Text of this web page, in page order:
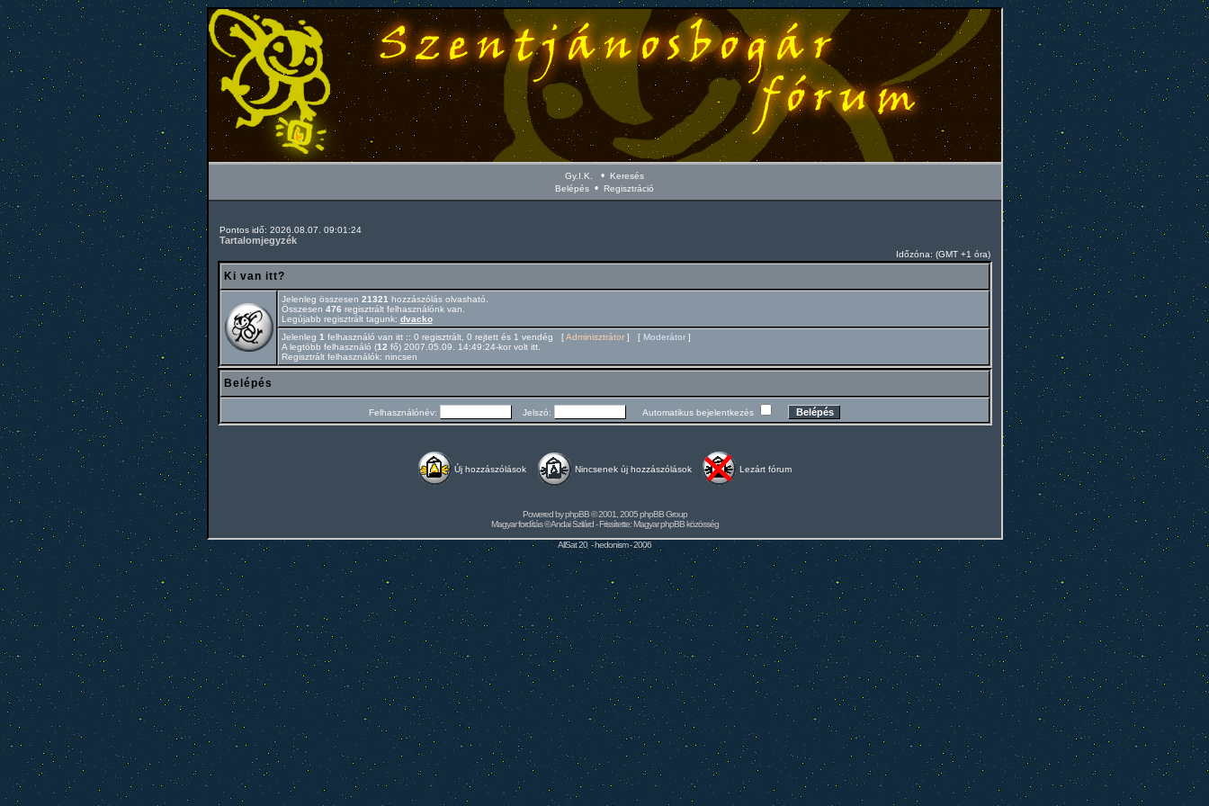
Gy.I.K. •
Keresés
Belépés • Regisztráció
Pontos idő: 2026.08.07. 09:01:24
Tartalomjegyzék
Időzóna: (GMT +1 óra)
Ki van itt?
Jelenleg összesen 21321 hozzászólás olvasható.
Összesen 476 regisztrált felhasználónk van.
Legújabb regisztrált tagunk: dvacko
Jelenleg 1 felhasználó van itt :: 0 regisztrált, 0 rejtett és 1 vendég [Adminisztrátor] [ Moderátor]
A legtöbb felhasználó (12 fő) 2007.05.09. 14:49:24-kor volt itt.
Regisztrált felhasználók: nincsen
Belépés
Felhasználónév: Jelszó: Automatikus bejelentkezés
Új hozzászólások Nincsenek új hozzászólások Lezárt fórum
Powered byphpBB© 2001, 2005 phpBB Group
Magyar fordítás ©Andai Szilárd- Frissítette:Magyar phpBB közösség
AllSat 20 -hedonism- 2006